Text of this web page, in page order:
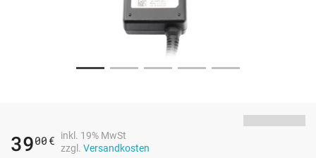
3900 €
inkl. 19% MwSt
zzgl. Versandkosten